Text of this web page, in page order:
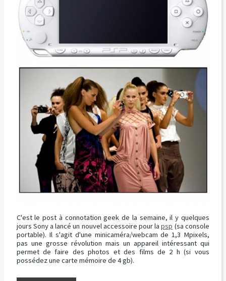
C'est le post à connotation geek de la semaine, il y quelques
jours Sony a lancé un nouvel accessoire pour lapsp (sa console
portable). Il s'agit d'une minicaméra/webcam de 1,3 Mpixels,
pas une grosse révolution mais un appareil intéressant qui
permet de faire des photos et des films de 2 h (si vous
possédez une carte mémoire de 4 gb).